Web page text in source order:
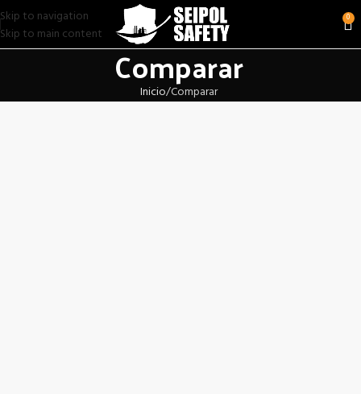
Skip to navigation
Skip to main content
0
Comparar
Inicio Comparar